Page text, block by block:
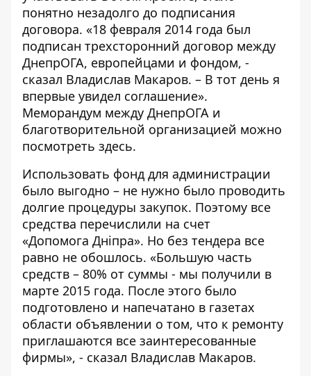
понятно незадолго до подписания
договора. «18 февраля 2014 года был
подписан трехсторонний договор между
ДнепрОГА, европейцами и фондом, -
сказал Владислав Макаров. – В тот день я
впервые увидел соглашение».
Меморандум между ДнепрОГА и
благотворительной организацией можно
посмотреть здесь.
Использовать фонд для администрации
было выгодно – не нужно было проводить
долгие процедуры закупок. Поэтому все
средства перечислили на счет
«Допомога Дніпра». Но без тендера все
равно не обошлось. «Большую часть
средств – 80% от суммы - мы получили в
марте 2015 года. После этого было
подготовлено и напечатано в газетах
области объявлении о том, что к ремонту
приглашаются все заинтересованные
фирмы», - сказал Владислав Макаров.